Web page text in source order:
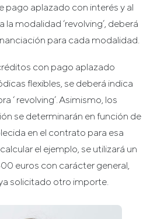
pago aplazado con interés y al
la modalidad ‘revolving’, deberá
para cada modalidad.
con pago aplazado
flexibles, se deberá indica
‘ revolving’. Asimismo, los
se determinarán en función de
en el contrato para esa
el ejemplo, se utilizará un
euros con carácter general,
solicitado otro importe.